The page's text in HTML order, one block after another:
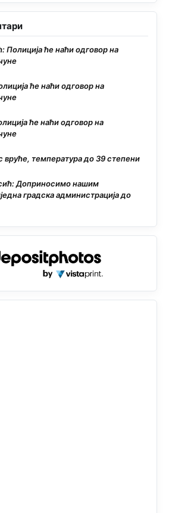
Полиција ће наћи одговор на
ће наћи одговор на
ће наћи одговор на
вруће, температура до 39 степени
Доприносимо нашим
градска администрација до